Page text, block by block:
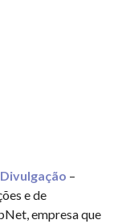
Divulgação –
e de
empresa que